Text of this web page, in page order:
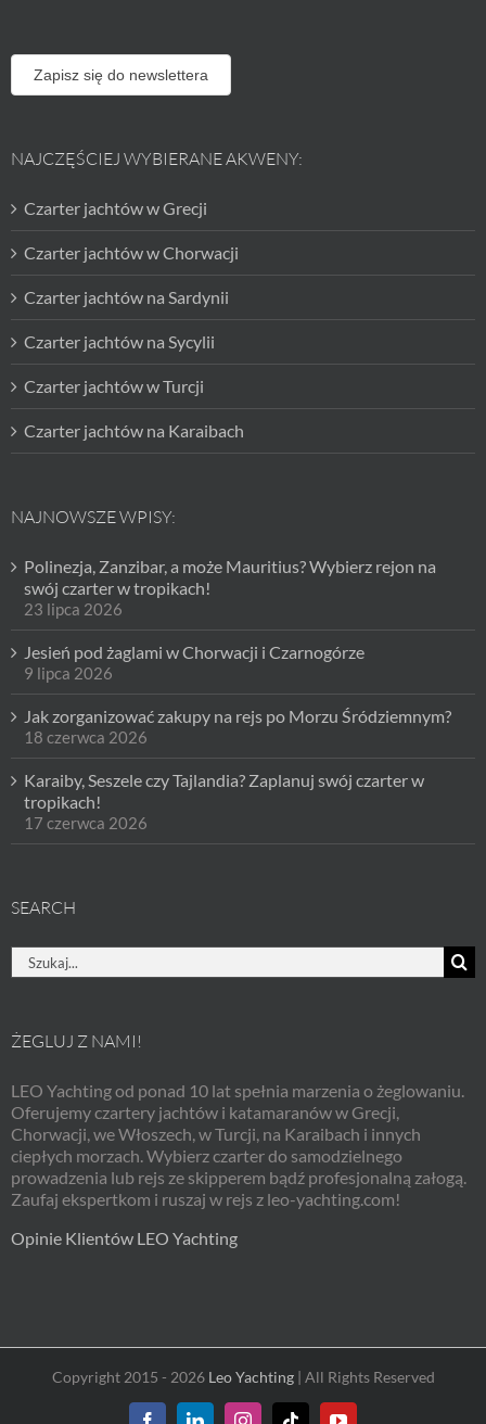
Zapisz się do newslettera
NAJCZĘŚCIEJ WYBIERANE AKWENY:
Czarter jachtów w Grecji
Czarter jachtów w Chorwacji
Czarter jachtów na Sardynii
Czarter jachtów na Sycylii
Czarter jachtów w Turcji
Czarter jachtów na Karaibach
NAJNOWSZE WPISY:
Polinezja, Zanzibar, a może Mauritius? Wybierz rejon na
swój czarter w tropikach!
23 lipca 2026
Jesień pod żaglami w Chorwacji i Czarnogórze
9 lipca 2026
Jak zorganizować zakupy na rejs po Morzu Śródziemnym?
18 czerwca 2026
Karaiby, Seszele czy Tajlandia? Zaplanuj swój czarter w
tropikach!
17 czerwca 2026
SEARCH
Szukaj
ŻEGLUJ Z NAMI!
LEO Yachting od ponad 10 lat spełnia marzenia o żeglowaniu.
Oferujemy czartery jachtów i katamaranów w Grecji,
Chorwacji, we Włoszech, w Turcji, na Karaibach i innych
ciepłych morzach. Wybierz czarter do samodzielnego
prowadzenia lub rejs ze skipperem bądź profesjonalną załogą.
Zaufaj ekspertkom i ruszaj w rejs z leo-yachting.com!
Opinie Klientów LEO Yachting
Copyright 2015 - 2026 Leo Yachting| All Rights Reserved